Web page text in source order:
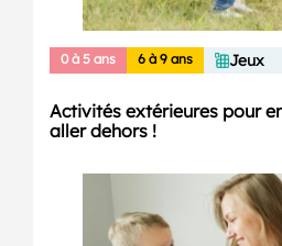
0 à 5 ans 6 à 9 ans Jeux
Activités extérieures pour
aller dehors !